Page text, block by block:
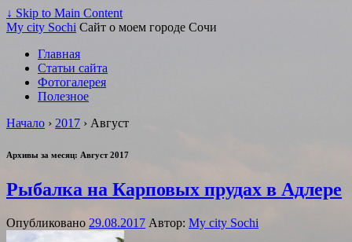
↓ Skip to Main Content
My city Sochi Сайт о моем городе Сочи
Главная
Статьи сайта
Фотогалерея
Полезное
Начало › 2017 › Август
Архивы за месяц: Август 2017
Рыбалка на Карповых прудах в Адлере
Опубликовано 29.08.2017 Автор: My city Sochi